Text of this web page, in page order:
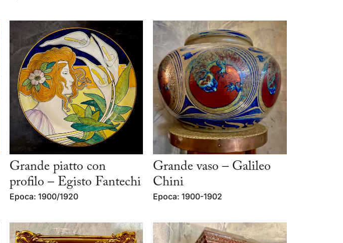
Grande piatto con
profilo – Egisto Fantechi
Epoca: 1900/1920
Grande vaso – Galileo
Chini
Epoca: 1900-1902